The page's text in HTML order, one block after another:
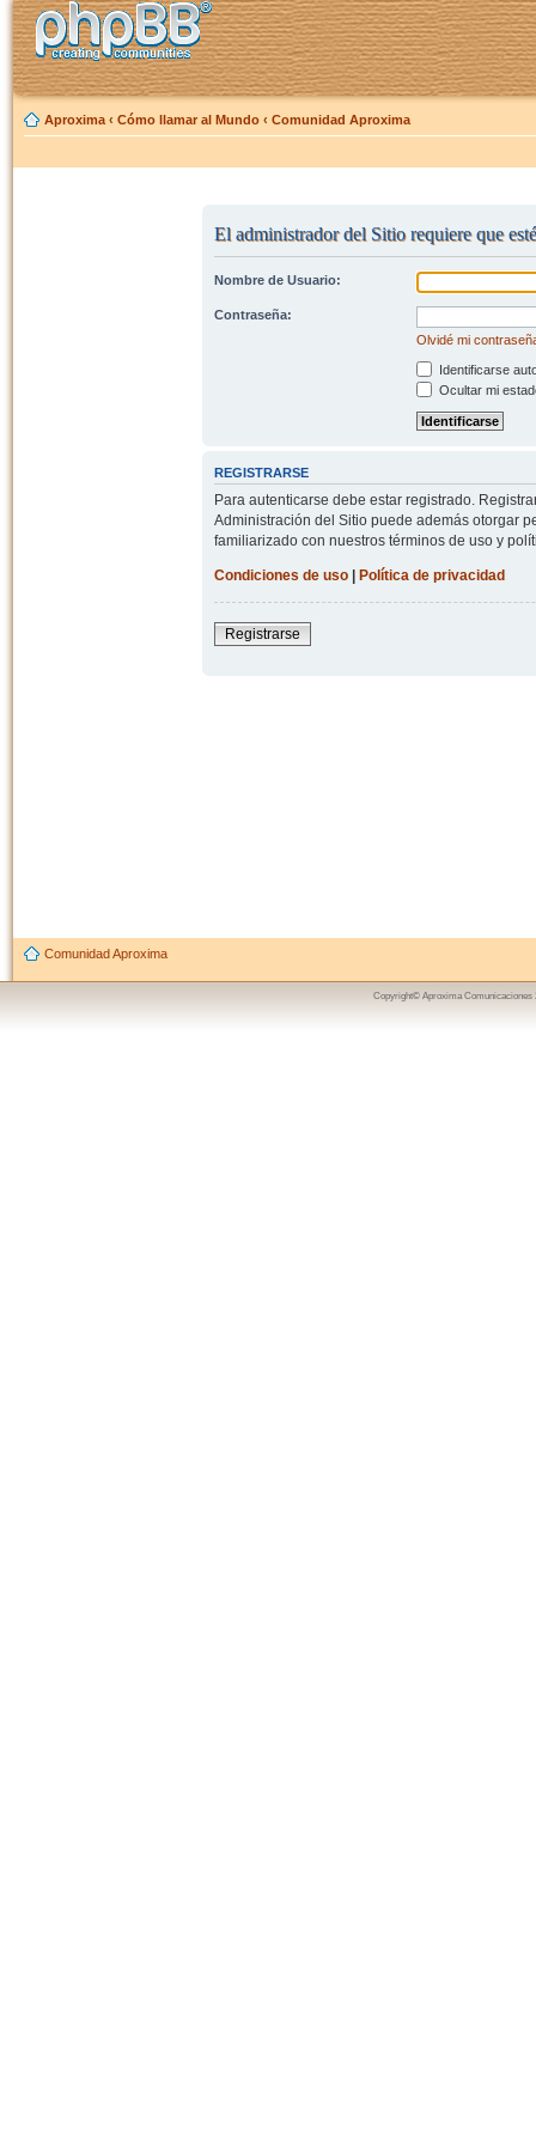
Aproxima ‹ Cómo llamar al Mundo ‹ Comunidad Aproxima
El administrador del Sitio requiere que
Nombre de Usuario:
Contraseña:
Olvidé mi
Identificarse
Ocultar mi
REGISTRARSE
Para autenticarse debe estar registrado.
Administración del Sitio puede además otorgar
familiarizado con nuestros términos de uso y
Condiciones de uso| Política de privacidad
Registrarse
Comunidad Aproxima
Copyright© Aproxima Comunicaciones